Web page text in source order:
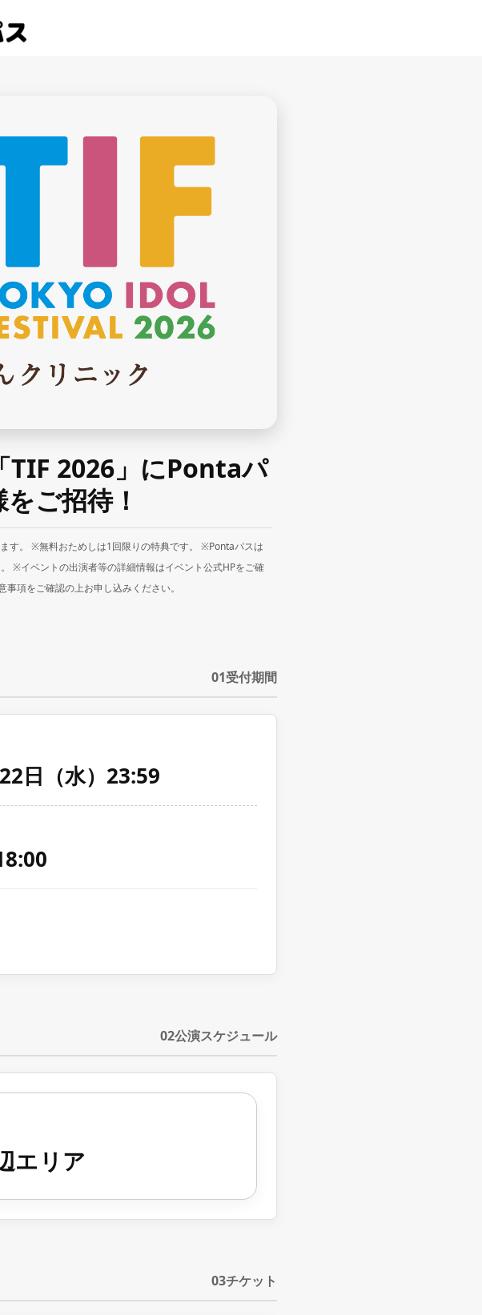
TIF 2026」にPontaパ
ご招待！
す。 ※無料おためしは1回限りの特典です。 ※Pontaパスは
※イベントの出演者等の詳細情報はイベント公式HPをご確
項をご確認の上お申し込みください。
01受付期間
日（水）23:59
02公演スケジュール
エリア
03チケット